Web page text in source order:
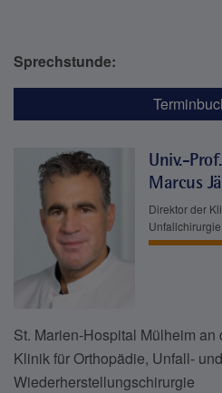
Sprechstunde:
Univ.-
Marcus
Direktor der
Unfallchirurgie
St. Marien-Hospital Mülheim an
Klinik für Orthopädie, Unfall- und
Wiederherstellungschirurgie